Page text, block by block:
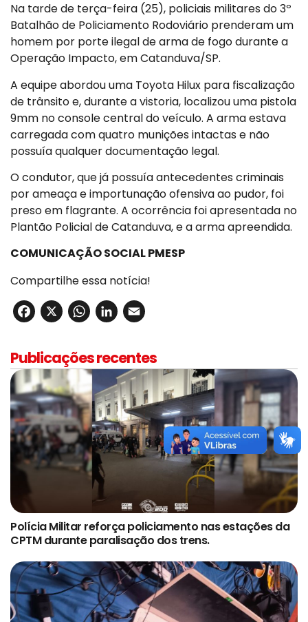
Na tarde de terça-feira (25), policiais militares do 3º
Batalhão de Policiamento Rodoviário prenderam um
homem por porte ilegal de arma de fogo durante a
Operação Impacto, em Catanduva/SP.
A equipe abordou uma Toyota Hilux para fiscalização
de trânsito e, durante a vistoria, localizou uma pistola
9mm no console central do veículo. A arma estava
carregada com quatro munições intactas e não
possuía qualquer documentação legal.
O condutor, que já possuía antecedentes criminais
por ameaça e importunação ofensiva ao pudor, foi
preso em flagrante. A ocorrência foi apresentada no
Plantão Policial de Catanduva, e a arma apreendida.
COMUNICAÇÃO SOCIAL PMESP
Compartilhe essa notícia!
Facebook
X WhatsApp
LinkedIn
Publicações recentes
Polícia Militar reforça policiamento nas estações da
CPTM durante paralisação dos trens.